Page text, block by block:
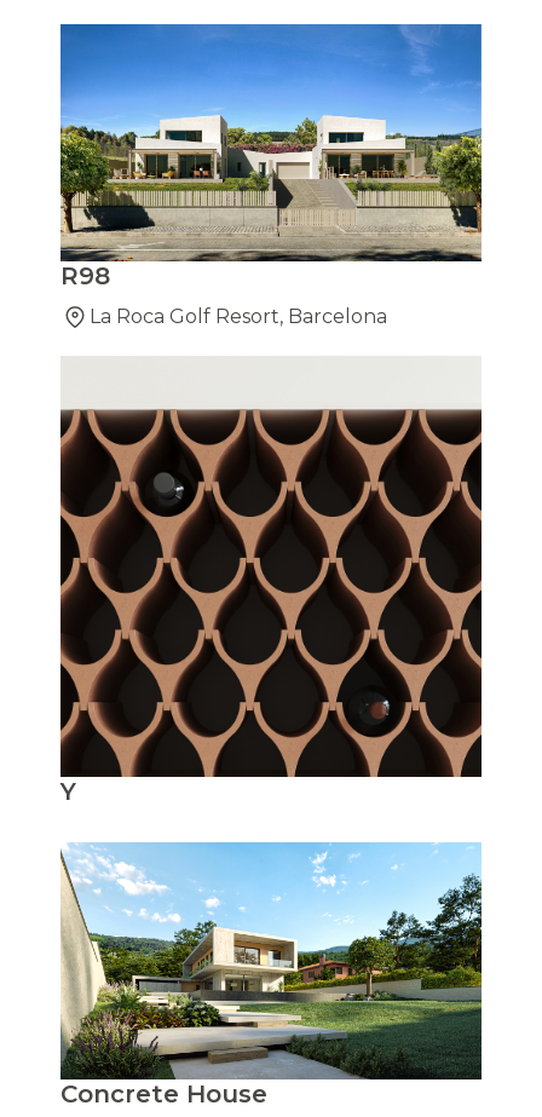
R98
La Roca Golf Resort, Barcelona
Y
Concrete House